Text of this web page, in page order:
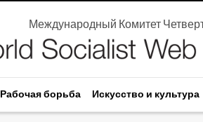
Международный Комитет
Рабочая борьба Искусство и культура